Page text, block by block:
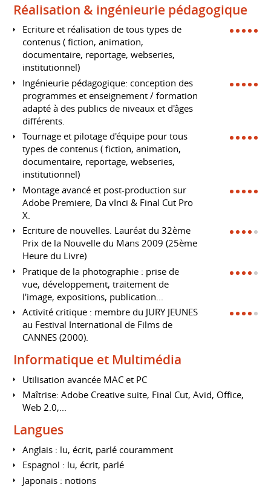
Réalisation & ingénieurie pédagogique
Ecriture et réalisation de tous types de
contenus ( fiction, animation,
documentaire, reportage, webseries,
institutionnel)
Ingénieurie pédagogique: conception des
programmes et enseignement / formation
adapté à des publics de niveaux et d'âges
différents.
Tournage et pilotage d'équipe pour tous
types de contenus ( fiction, animation,
documentaire, reportage, webseries,
institutionnel)
Montage avancé et post-production sur
Adobe Premiere, Da vInci & Final Cut Pro
X.
Ecriture de nouvelles. Lauréat du 32ème
Prix de la Nouvelle du Mans 2009 (25ème
Heure du Livre)
Pratique de la photographie : prise de
vue, développement, traitement de
l'image, expositions, publication...
Activité critique : membre du JURY JEUNES
au Festival International de Films de
CANNES (2000).
Informatique et Multimédia
Utilisation avancée MAC et PC
Maîtrise: Adobe Creative suite, Final Cut, Avid, Office,
Web 2.0,...
Langues
Anglais : lu, écrit, parlé couramment
Espagnol : lu, écrit, parlé
Japonais : notions